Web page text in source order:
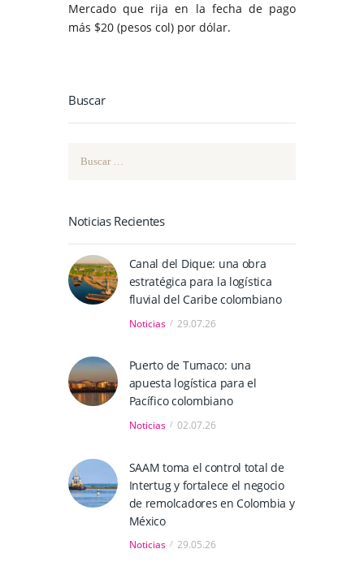
Mercado que rija en la fecha de pago
más $20 (pesos col) por dólar.
Buscar
Noticias Recientes
Canal del Dique: una obra
estratégica para la logística
fluvial del Caribe colombiano
Noticias 29.07.26
Puerto de Tumaco: una
apuesta logística para el
Pacífico colombiano
Noticias 02.07.26
SAAM toma el control total de
Intertug y fortalece el negocio
de remolcadores en Colombia y
México
Noticias 29.05.26